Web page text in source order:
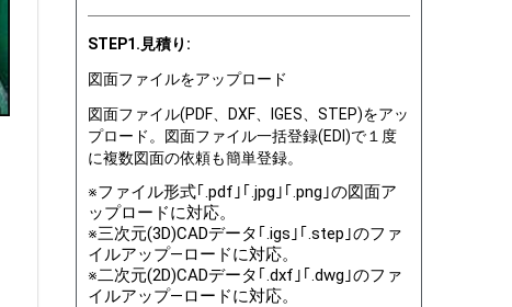
STEP1.見積り:
図面ファイルをアップロード
図面ファイル(PDF、DXF、IGES、STEP)をアッ
プロード。図面ファイル一括登録(EDI)で１度
に複数図面の依頼も簡単登録。
※ファイル形式｢.pdf｣｢.jpg｣｢.png｣の図面ア
ップロードに対応。
※三次元(3D)CADデータ｢.igs｣｢.step｣のファ
イルアップ―ロードに対応。
※二次元(2D)CADデータ｢.dxf｣｢.dwg｣のファ
イルアップ―ロードに対応。